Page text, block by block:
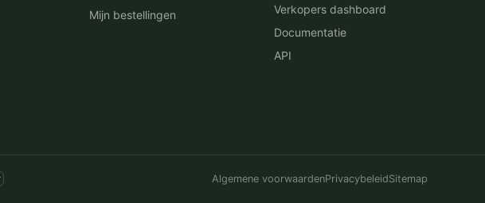
Mijn bestellingen
Verkopers dashboard
Documentatie
API
Algemene voorwaardenPrivacybeleidSitemap